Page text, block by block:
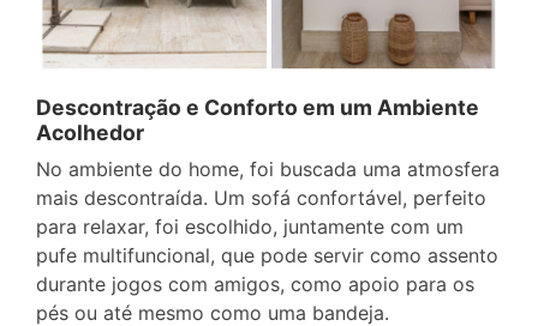
Descontração e Conforto em um Ambiente
Acolhedor
No ambiente do home, foi buscada uma atmosfera
mais descontraída. Um sofá confortável, perfeito
para relaxar, foi escolhido, juntamente com um
pufe multifuncional, que pode servir como assento
durante jogos com amigos, como apoio para os
pés ou até mesmo como uma bandeja.